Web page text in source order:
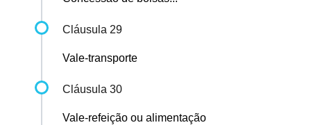
Cláusula 29
Vale-transporte
Cláusula 30
Vale-refeição ou alimentação